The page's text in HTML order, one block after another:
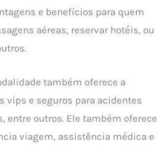
e benefícios para quem
aéreas, reservar hotéis, ou
também oferece a
vips e seguros para acidentes
entre outros. Ele também oferece
viagem, assistência médica e